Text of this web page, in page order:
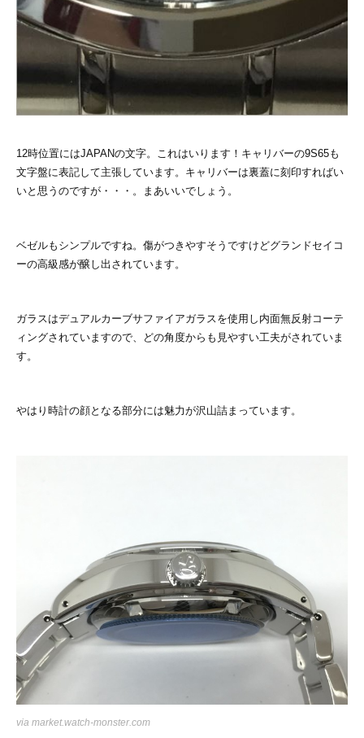
12時位置にはJAPANの文字。これはいります！キャリバーの9S65も
文字盤に表記して主張しています。キャリバーは裏蓋に刻印すればい
いと思うのですが・・・。まあいいでしょう。
ベゼルもシンプルですね。傷がつきやすそうですけどグランドセイコ
ーの高級感が醸し出されています。
ガラスはデュアルカーブサファイアガラスを使用し内面無反射コーテ
ィングされていますので、どの角度からも見やすい工夫がされていま
す。
やはり時計の顔となる部分には魅力が沢山詰まっています。
via market.watch-monster.com